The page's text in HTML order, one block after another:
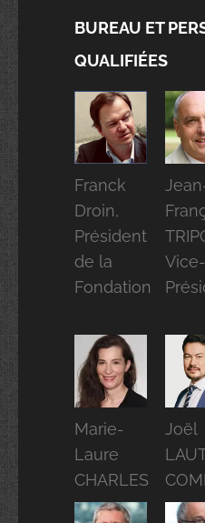
BUREAU ET
QUALIFIÉES
Franck
Droin,
Président
de la
Fondation
Vice-
Marie-
Laure
CHARLES
Joël